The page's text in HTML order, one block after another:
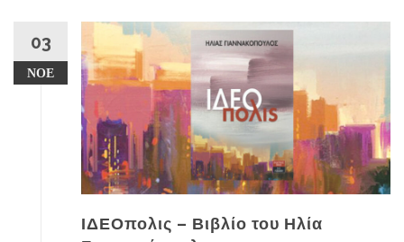
03
ΝΟΈ
ΙΔΕΟπολις – Βιβλίο του Ηλία